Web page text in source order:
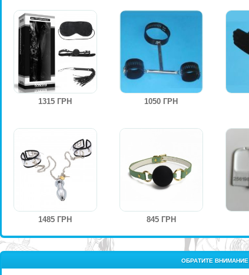
1315 ГРН 1050 ГРН
1485 ГРН 845 ГРН
ОБРАТИТЕ ВНИМАНИЕ